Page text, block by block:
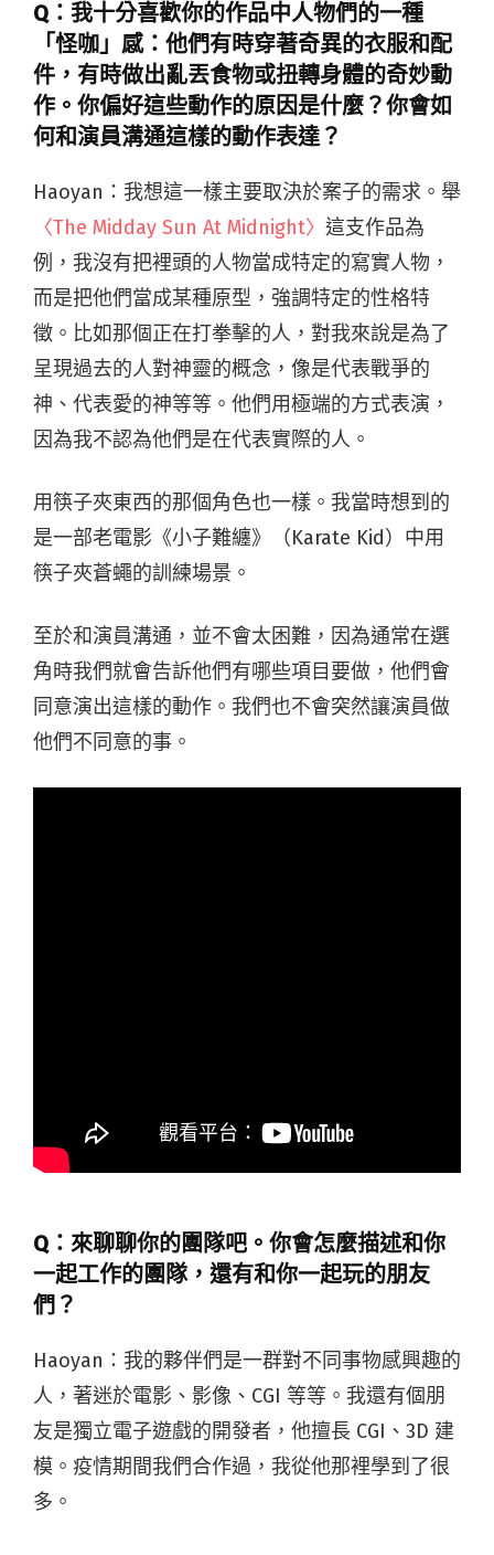
Q：我十分喜歡你的作品中人物們的一種
「怪咖」感：他們有時穿著奇異的衣服和配
件，有時做出亂丟食物或扭轉身體的奇妙動
作。你偏好這些動作的原因是什麼？你會如
何和演員溝通這樣的動作表達？
Haoyan： 我想這一樣主要取決於案子的需求。舉
〈The Midday Sun At Midnight〉 這支作品為
例，我沒有把裡頭的人物當成特定的寫實人物，
而是把他們當成某種原型，強調特定的性格特
徵。比如那個正在打拳擊的人，對我來說是為了
呈現過去的人對神靈的概念，像是代表戰爭的
神、代表愛的神等等。他們用極端的方式表演，
因為我不認為他們是在代表實際的人。
用筷子夾東西的那個角色也一樣。我當時想到的
是一部老電影《小子難纏》（Karate Kid）中用
筷子夾蒼蠅的訓練場景。
至於和演員溝通，並不會太困難，因為通常在選
角時我們就會告訴他們有哪些項目要做，他們會
同意演出這樣的動作。我們也不會突然讓演員做
他們不同意的事。
Q：來聊聊你的團隊吧。你會怎麼描述和你
一起工作的團隊，還有和你一起玩的朋友
們？
Haoyan： 我的夥伴們是一群對不同事物感興趣的
人，著迷於電影、影像、CGI 等等。我還有個朋
友是獨立電子遊戲的開發者，他擅長 CGI、3D 建
模。疫情期間我們合作過，我從他那裡學到了很
多。